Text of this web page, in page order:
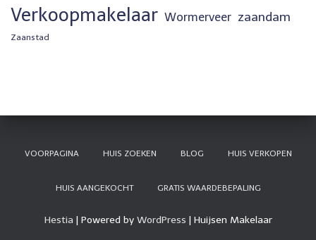
Verkoopmakelaar Wormerveer zaandam
Zaanstad
VOORPAGINA HUIS ZOEKEN BLOG HUIS VERKOPEN
HUIS AANGEKOCHT GRATIS WAARDEBEPALING
Hestia | Powered by WordPress | Huijsen Makelaar